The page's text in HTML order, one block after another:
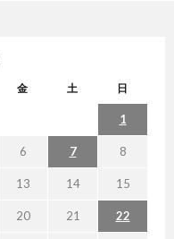
金 土 日
1
6 7 8
13 14 15
20 21 22